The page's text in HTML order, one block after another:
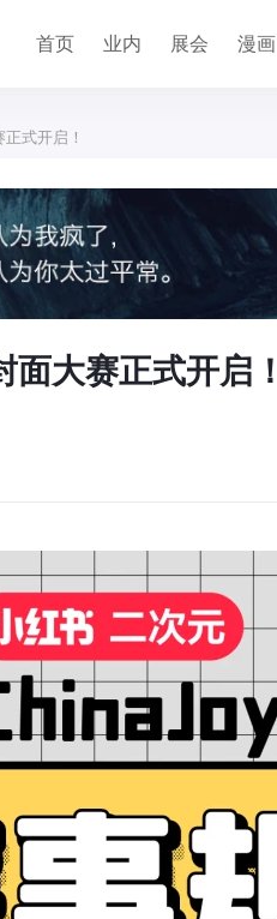
首页 业内 展会 漫画
式开启！
大赛正式开启！